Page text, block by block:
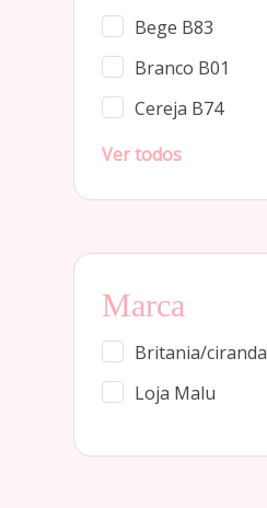
Bege B83
Branco B01
Cereja B74
Ver todos
Marca
Britania/ciranda
Loja Malu